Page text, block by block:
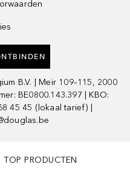
B.V. | Meir 109–115, 2000
BE0800.143.397 | KBO:
45 45 (lokaal tarief) |
TOP PRODUCTEN